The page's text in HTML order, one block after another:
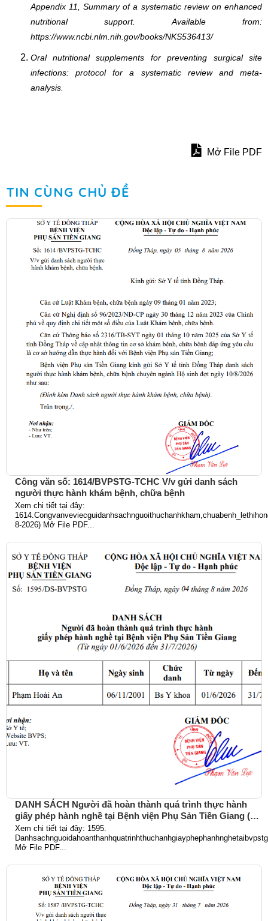
Appendix 11, Summary of a systematic review on enhanced
nutritional support. Available from:
https://www.ncbi.nlm.nih.gov/books/NKS536413/
Oral nutritional supplements for preventing surgical site
infections: protocol for a systematic review and meta-
analysis.
Mở File PDF
TIN CÙNG CHỦ ĐỀ
Công văn số: 1614/BVPSTG-TCHC V/v gửi danh sách
người thực hành khám bệnh, chữa bệnh
Xem chi tiết tại đây:
8-2026) Mở File PDF...
DANH SÁCH Người đã hoàn thành quá trình thực hành
giấy phép hành nghề tại Bệnh viện Phụ Sản Tiền Giang (Từ
ngày 01/6/2026 đến 31/7/2026)
Xem chi tiết tại đây: 1595.
Mở File PDF...